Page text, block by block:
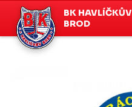
BK HAVLÍČKŮV
BROD